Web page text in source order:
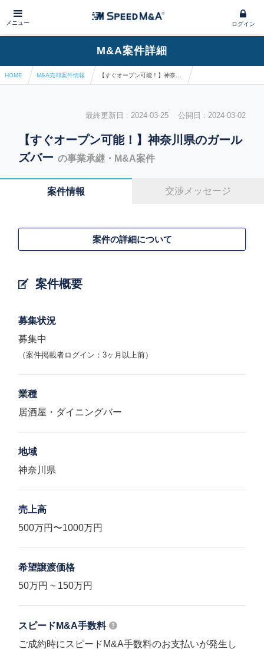
メニュー ログイン
M&A案件詳細
HOME M&A売却案件情報
最終更新日 : 2024-03-25 公開日 : 2024-03-02
【すぐオープン可能！】神奈川県のガール
ズバー の事業承継・M&A案件
案件情報 交渉メッセージ
案件概要
案件の詳細について
募集状況
募集中
（案件掲載者ログイン：3ヶ月以上前）
業種
居酒屋・ダイニングバー
地域
神奈川県
売上高
500万円〜1000万円
希望譲渡価格
50万円 ~ 150万円
スピードM&A手数料
ご成約時にスピードM&A手数料のお支払いが発生し